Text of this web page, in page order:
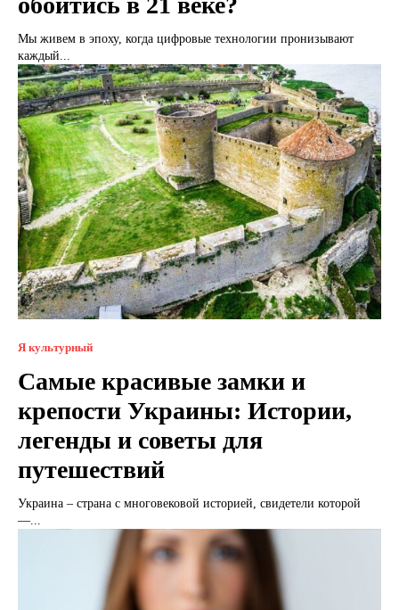
Мы живем в эпоху, когда цифровые технологии пронизывают
каждый...
Я культурный
Самые красивые замки и
крепости Украины: Истории,
легенды и советы для
путешествий
Украина – страна с многовековой историей, свидетели которой
—...